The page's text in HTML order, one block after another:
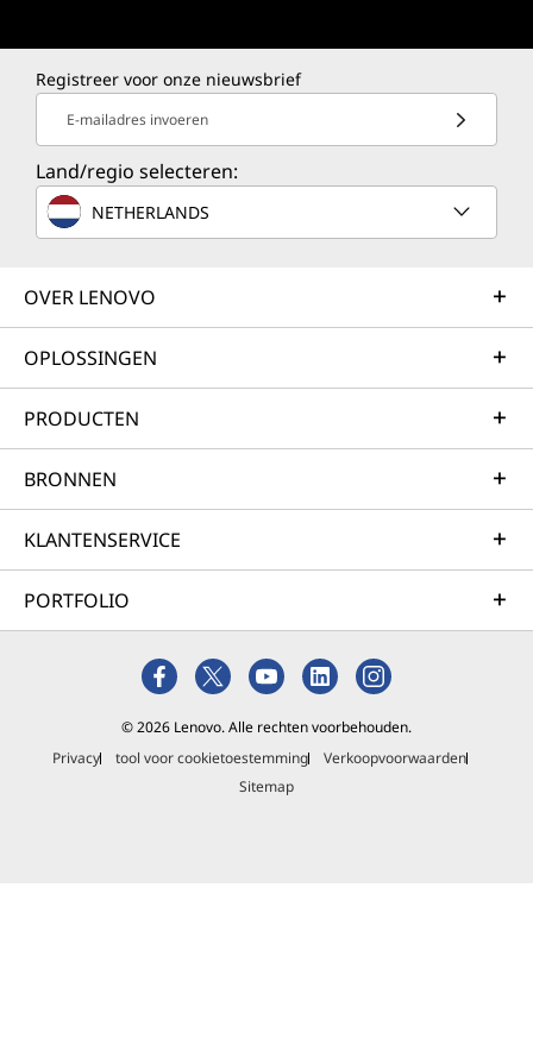
Registreer voor onze nieuwsbrief
E-mailadres invoeren
Land/regio selecteren:
NETHERLANDS
OVER LENOVO
OPLOSSINGEN
PRODUCTEN
BRONNEN
KLANTENSERVICE
PORTFOLIO
© 2026 Lenovo. Alle rechten voorbehouden.
Privacy
tool voor cookietoestemming
Verkoopvoorwaarden
Sitemap